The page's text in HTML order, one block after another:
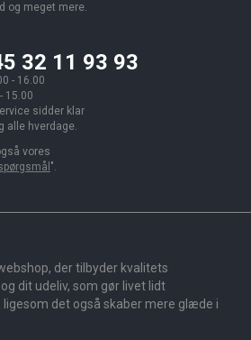
og meget mere.
32 11 93 93
- 16.00
15.00
sidder klar
alle hverdage.
vores
".
der tilbyder kvalitets
dit udeliv, som gør livet lidt
det også skaber mere glæde i